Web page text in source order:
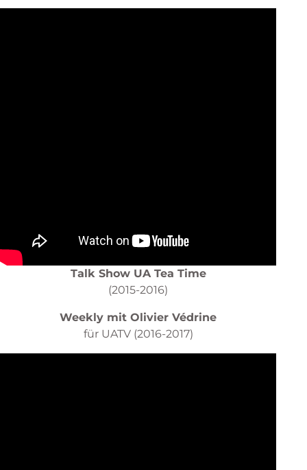
Talk Show UA Tea Time
(2015-2016)
Weekly mit Olivier Védrine
für UATV (2016-2017)